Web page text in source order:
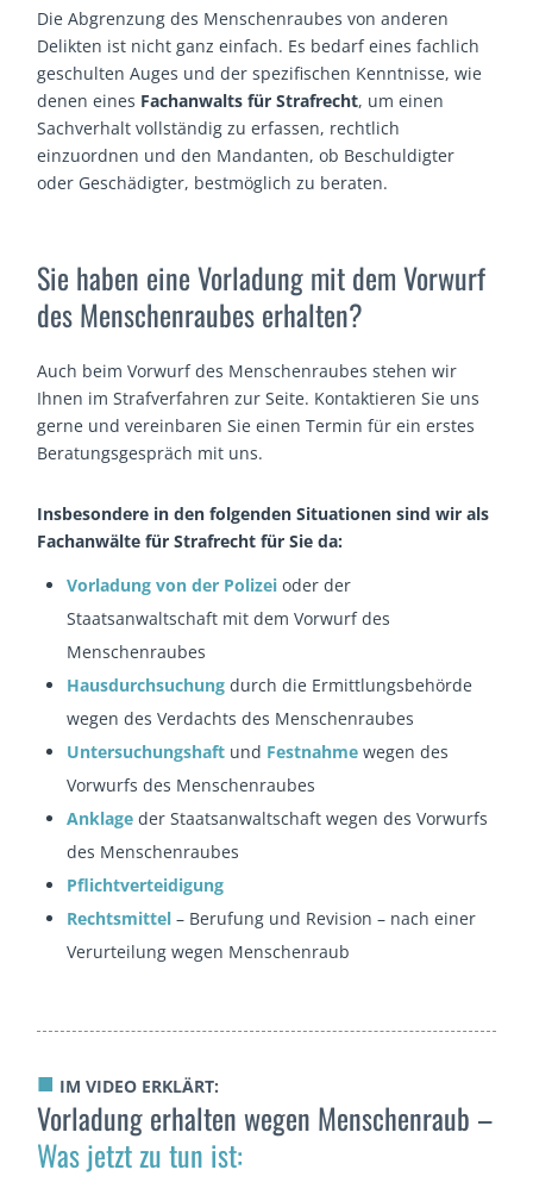
Die Abgrenzung des Menschenraubes von anderen
Delikten ist nicht ganz einfach. Es bedarf eines fachlich
geschulten Auges und der spezifischen Kenntnisse, wie
denen eines Fachanwalts für Strafrecht, um einen
Sachverhalt vollständig zu erfassen, rechtlich
einzuordnen und den Mandanten, ob Beschuldigter
oder Geschädigter, bestmöglich zu beraten.
Sie haben eine Vorladung mit dem Vorwurf
des Menschenraubes erhalten?
Auch beim Vorwurf des Menschenraubes stehen wir
Ihnen im Strafverfahren zur Seite. Kontaktieren Sie uns
gerne und vereinbaren Sie einen Termin für ein erstes
Beratungsgespräch mit uns.
Insbesondere in den folgenden Situationen sind wir als
Fachanwälte für Strafrecht für Sie da:
Vorladung von der Polizei oder der
Staatsanwaltschaft mit dem Vorwurf des
Menschenraubes
Hausdurchsuchung durch die Ermittlungsbehörde
wegen des Verdachts des Menschenraubes
Untersuchungshaft und Festnahme wegen des
Vorwurfs des Menschenraubes
Anklage der Staatsanwaltschaft wegen des Vorwurfs
des Menschenraubes
Pflichtverteidigung
Rechtsmittel – Berufung und Revision – nach einer
Verurteilung wegen Menschenraub
■ IM VIDEO ERKLÄRT:
Vorladung erhalten wegen Menschenraub –
Was jetzt zu tun ist: